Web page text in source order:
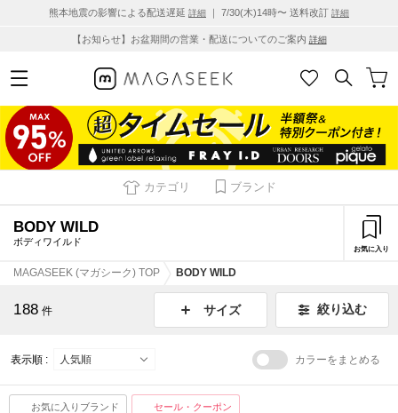
熊本地震の影響による配送遅延 詳細 ｜ 7/30(木)14時〜 送料改訂 詳細
【お知らせ】お盆期間の営業・配送についてのご案内 詳細
カテゴリ ブランド
BODY WILD
ボディワイルド
お気に入り
MAGASEEK (マガシーク) TOP BODY WILD
188 件 サイズ 絞り込む
表示順 : カラーをまとめる
お気に入りブランド セール・クーポン